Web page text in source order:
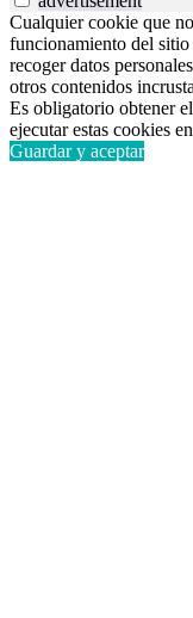
Cualquier cookie que
funcionamiento del
recoger datos
otros contenidos
Es obligatorio obtener
ejecutar estas cookies
Guardar y aceptar